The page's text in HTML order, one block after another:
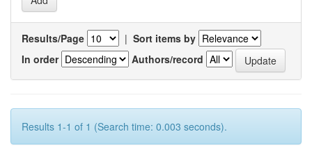
Results/Page | Sort items by
In order
Authors/record
Results 1-1 of 1 (Search time: 0.003 seconds).